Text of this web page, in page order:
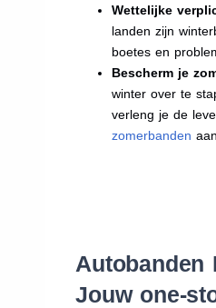
Wettelijke
landen zijn
boetes en
Bescherm je
winter over te
verleng je de
zomerbanden
Autobanden
Jouw one-